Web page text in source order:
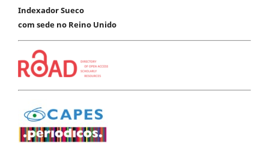
Indexador Sueco
com sede no Reino Unido